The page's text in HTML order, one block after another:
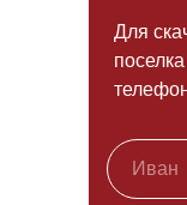
Для